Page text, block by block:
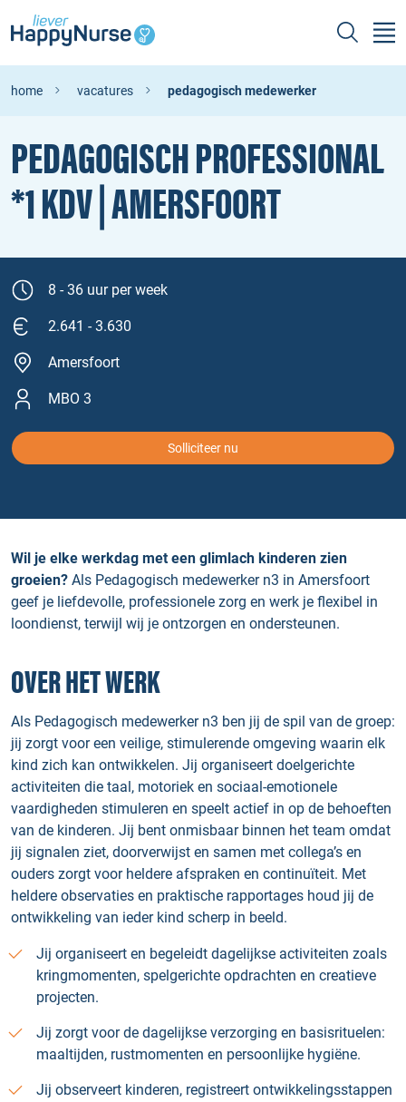
home vacatures pedagogisch medewerker
PEDAGOGISCH PROFESSIONAL
*1 KDV | AMERSFOORT
8 - 36 uur per week
2.641 - 3.630
Amersfoort
MBO 3
Solliciteer nu
Wil je elke werkdag met een glimlach kinderen zien
groeien? Als Pedagogisch medewerker n3 in Amersfoort
geef je liefdevolle, professionele zorg en werk je flexibel in
loondienst, terwijl wij je ontzorgen en ondersteunen.
OVER HET WERK
Als Pedagogisch medewerker n3 ben jij de spil van de groep:
jij zorgt voor een veilige, stimulerende omgeving waarin elk
kind zich kan ontwikkelen. Jij organiseert doelgerichte
activiteiten die taal, motoriek en sociaal‑emotionele
vaardigheden stimuleren en speelt actief in op de behoeften
van de kinderen. Jij bent onmisbaar binnen het team omdat
jij signalen ziet, doorverwijst en samen met collega’s en
ouders zorgt voor heldere afspraken en continuïteit. Met
heldere observaties en praktische rapportages houd jij de
ontwikkeling van ieder kind scherp in beeld.
Jij organiseert en begeleidt dagelijkse activiteiten zoals
kringmomenten, spelgerichte opdrachten en creatieve
projecten.
Jij zorgt voor de dagelijkse verzorging en basisrituelen:
maaltijden, rustmomenten en persoonlijke hygiëne.
Jij observeert kinderen, registreert ontwikkelingsstappen